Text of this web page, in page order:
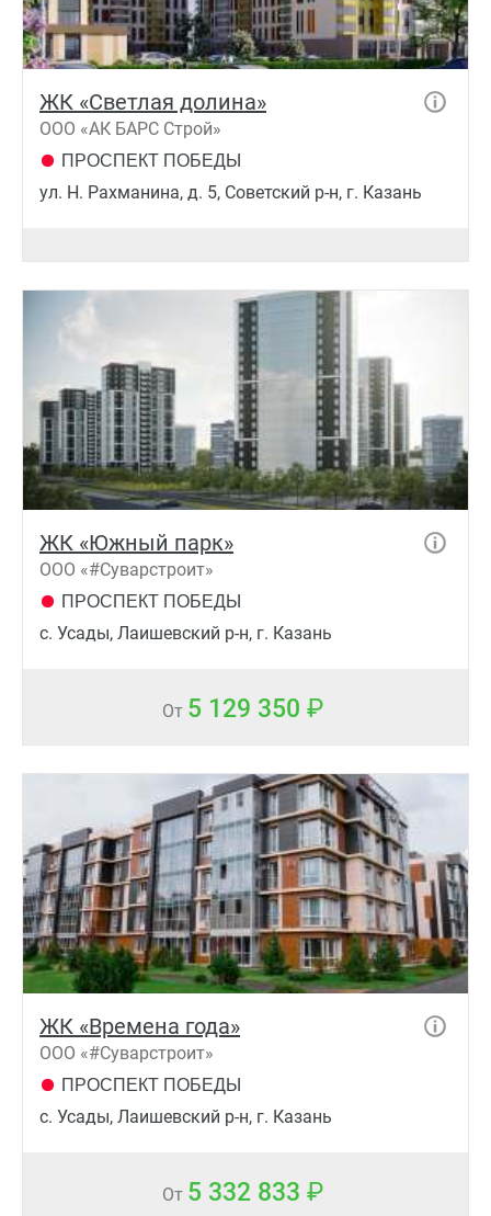
ЖК «Светлая долина»
ООО «АК БАРС Строй»
ПРОСПЕКТ ПОБЕДЫ
ул. Н. Рахманина, д. 5, Советский р-н, г. Казань
ЖК «Южный парк»
ООО «#Суварстроит»
ПРОСПЕКТ ПОБЕДЫ
с. Усады, Лаишевский р-н, г. Казань
От 5 129 350
ЖК «Времена года»
ООО «#Суварстроит»
ПРОСПЕКТ ПОБЕДЫ
с. Усады, Лаишевский р-н, г. Казань
От 5 332 833